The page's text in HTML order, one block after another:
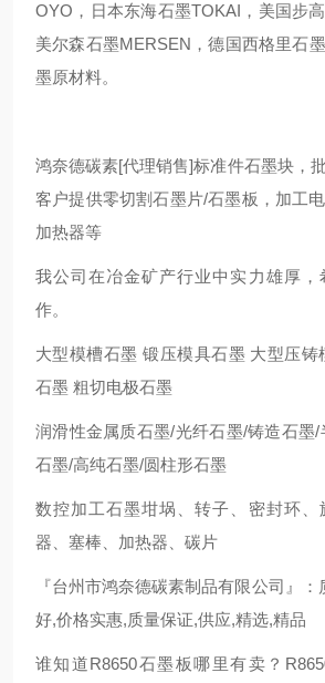
OYO，日本东海石墨TOKAI，美国步
美尔森石墨MERSEN，德国西格里石
墨原材料。
鸿奈德碳素[代理销售]标准件石墨块，
客户提供零切割石墨片/石墨板，加工
加热器等
我公司在冶金矿产行业中实力雄厚，
作。
大型模槽石墨 锻压模具石墨 大型压铸
石墨 粗切电极石墨
润滑性金属质石墨/光纤石墨/铸造石墨
石墨/高纯石墨/圆柱形石墨
数控加工石墨坩埚、转子、密封环、
器、塞棒、加热器、碳片
『台州市鸿奈德碳素制品有限公司』
好,价格实惠,质量保证,供应,精选,精品
谁知道R8650石墨板哪里有卖？